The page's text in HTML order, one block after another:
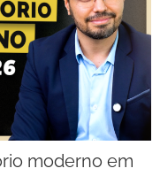
moderno em